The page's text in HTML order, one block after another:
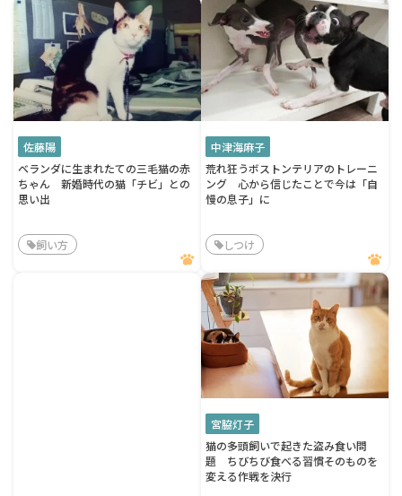
佐藤陽
ベランダに生まれたての三毛猫の赤
ちゃん 新婚時代の猫「チビ」との
思い出
飼い方
中津海麻子
荒れ狂うボストンテリアのトレーニ
ング 心から信じたことで今は「自
慢の息子」に
しつけ
宮脇灯子
猫の多頭飼いで起きた盗み食い問
題 ちびちび食べる習慣そのものを
変える作戦を決行